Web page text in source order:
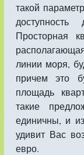
такой
Просторная
линии моря,
причем это
площадь
такие
единичны, и
удивит Вас
евро.